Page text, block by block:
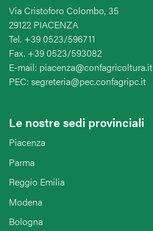
Via Cristoforo Colombo, 35
29122 PIACENZA
Tel. +39 0523/596711
Fax. +39 0523/593082
E-mail: piacenza@confagricoltura.it
PEC: segreteria@pec.confagripc.it
Le nostre sedi provinciali
Piacenza
Parma
Reggio Emilia
Modena
Bologna